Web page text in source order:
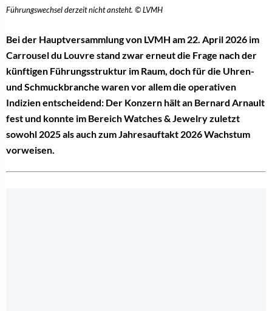
Führungswechsel derzeit nicht ansteht. © LVMH
Bei der Hauptversammlung von LVMH am 22. April 2026 im
Carrousel du Louvre stand zwar erneut die Frage nach der
künftigen Führungsstruktur im Raum, doch für die Uhren-
und Schmuckbranche waren vor allem die operativen
Indizien entscheidend: Der Konzern hält an Bernard Arnault
fest und konnte im Bereich Watches & Jewelry zuletzt
sowohl 2025 als auch zum Jahresauftakt 2026 Wachstum
vorweisen.